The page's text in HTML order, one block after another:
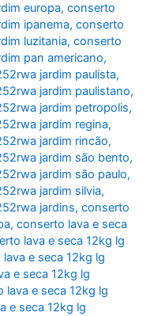
europa,conserto
ipanema,conserto
luzitania,conserto
pan americano,
jardim paulista,
jardim paulistano,
jardim petropolis,
jardim regina,
jardim rincão,
jardim são bento,
jardim são paulo,
jardim silvia,
jardins,conserto
,conserto lava e seca
lava e seca 12kg lg
e seca 12kg lg
e seca 12kg lg
lava e seca 12kg lg
e seca 12kg lg